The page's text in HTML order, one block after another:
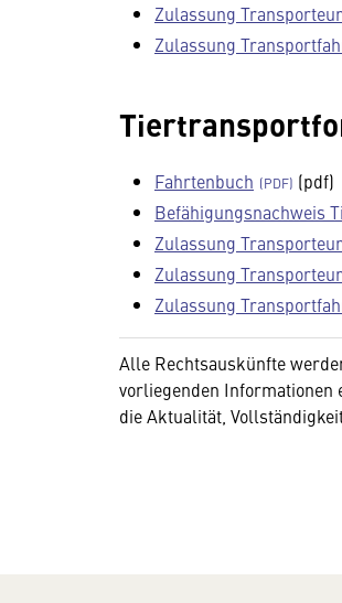
Zulassung
Zulassung
Fahrtenbuch
(pdf)
Befähigungsnachweis
Zulassung
Zulassung
Zulassung
Alle Rechtsauskünfte
vorliegenden
die Aktualität,